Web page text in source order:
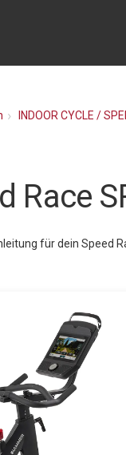
INDOOR CYCLE /
Race
für dein Speed